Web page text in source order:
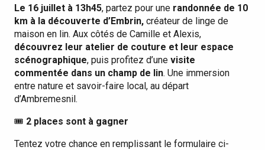
Le 16 juillet à 13h45, partez pour une randonnée de 10
km à la découverte d’Embrin, créateur de linge de
maison en lin. Aux côtés de Camille et Alexis,
découvrez leur atelier de couture et leur espace
scénographique, puis profitez d’une visite
commentée dans un champ de lin. Une immersion
entre nature et savoir-faire local, au départ
d’Ambremesnil.
🎟️ 2 places sont à gagner
Tentez votre chance en remplissant le formulaire ci-